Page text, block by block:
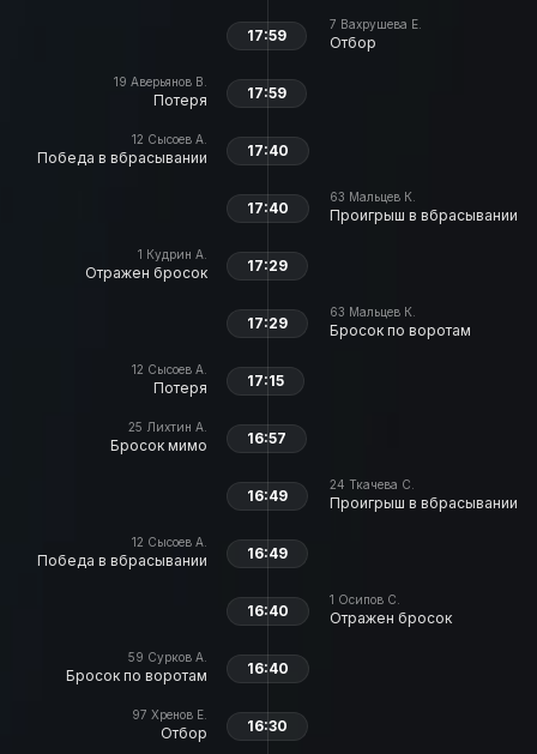
7 Вахрушева Е.
Отбор
17:59
19 Аверьянов В.
Потеря 17:59
12 Сысоев А.
Победа в вбрасывании 17:40
63 Мальцев К.
Проигрыш в вбрасывании
17:40
1 Кудрин А.
Отражен бросок 17:29
63 Мальцев К.
Бросок по воротам
17:29
12 Сысоев А.
Потеря 17:15
25 Лихтин А.
Бросок мимо 16:57
24 Ткачева С.
Проигрыш в вбрасывании
16:49
12 Сысоев А.
Победа в вбрасывании 16:49
1 Осипов С.
Отражен бросок
16:40
59 Сурков А.
Бросок по воротам 16:40
97 Хренов Е.
Отбор 16:30